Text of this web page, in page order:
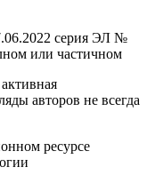
серия ЭЛ №
или частичном
авторов не всегда
ресурсе